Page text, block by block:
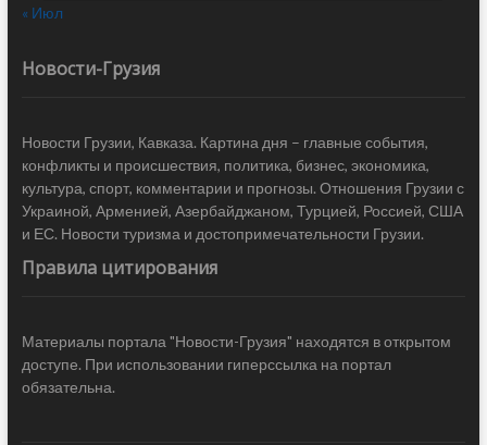
« Июл
Новости-Грузия
Новости Грузии, Кавказа. Картина дня – главные события,
конфликты и происшествия, политика, бизнес, экономика,
культура, спорт, комментарии и прогнозы. Отношения Грузии с
Украиной, Арменией, Азербайджаном, Турцией, Россией, США
и ЕС. Новости туризма и достопримечательности Грузии.
Правила цитирования
Материалы портала "Новости-Грузия" находятся в открытом
доступе. При использовании гиперссылка на портал
обязательна.